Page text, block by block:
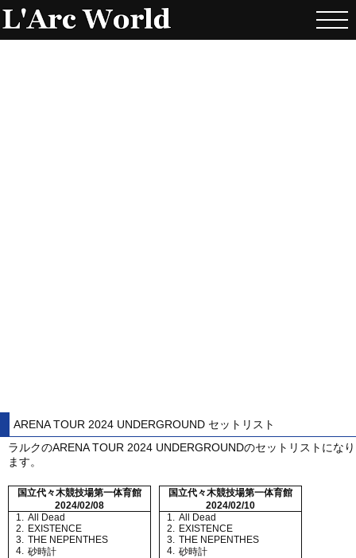
ARENA TOUR 2024 UNDERGROUND セットリスト
ラルクのARENA TOUR 2024 UNDERGROUNDのセットリストになり
ます。
国立代々木競技場第一体育館
2024/02/08
1. All Dead
2. EXISTENCE
3. THE NEPENTHES
4. 砂時計
国立代々木競技場第一体育館
2024/02/10
1. All Dead
2. EXISTENCE
3. THE NEPENTHES
4. 砂時計